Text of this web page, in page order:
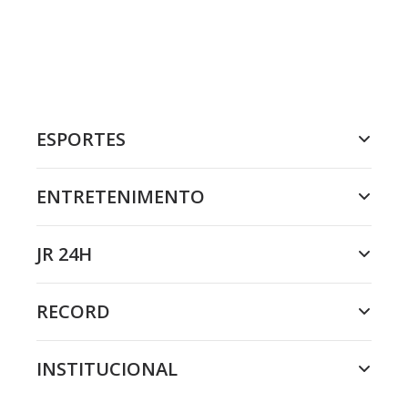
ESPORTES
ENTRETENIMENTO
JR 24H
RECORD
INSTITUCIONAL